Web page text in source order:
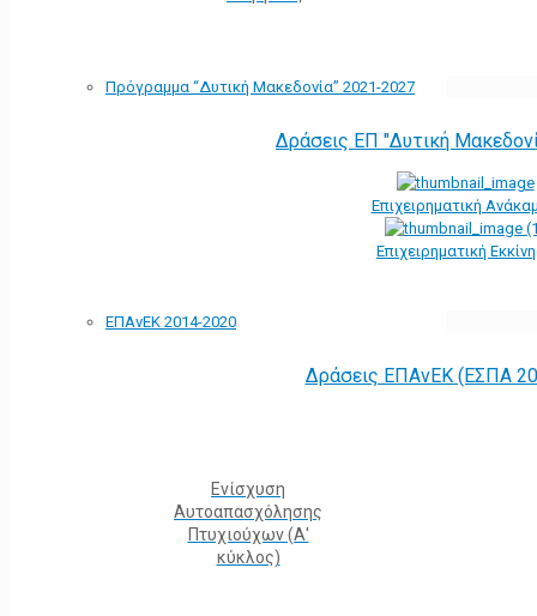
Πρόγραμμα “Δυτική Μακεδονία” 2021-2027
Δράσεις ΕΠ "Δυτική
Επιχειρηματική
Επιχειρηματική
ΕΠΑνΕΚ 2014-2020
Δράσεις ΕΠΑνΕΚ (ΕΣΠΑ
Ενίσχυση
Αυτοαπασχόλησης
Πτυχιούχων (Α'
κύκλος)